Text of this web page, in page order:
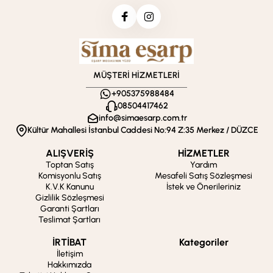
MÜŞTERİ HİZMETLERİ
+905375988484
08504417462
info@simaesarp.com.tr
Kültür Mahallesi İstanbul Caddesi No:94 Z:35 Merkez / DÜZCE
ALIŞVERİŞ
Toptan Satış
Komisyonlu Satış
K.V.K Kanunu
Gizlilik Sözleşmesi
Garanti Şartları
Teslimat Şartları
HİZMETLER
Yardım
Mesafeli Satış Sözleşmesi
İstek ve Önerileriniz
İRTİBAT
İletişim
Hakkımızda
Kategoriler